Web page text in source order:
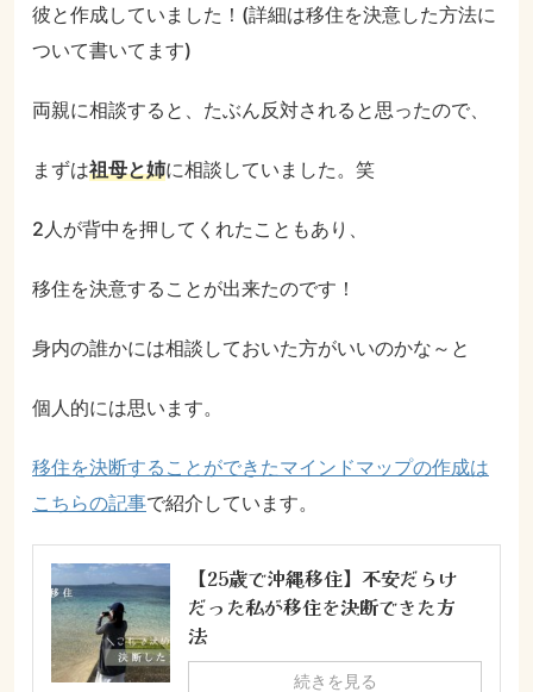
彼と作成していました！(詳細は移住を決意した方法に
ついて書いてます)
両親に相談すると、たぶん反対されると思ったので、
まずは祖母と姉に相談していました。笑
2人が背中を押してくれたこともあり、
移住を決意することが出来たのです！
身内の誰かには相談しておいた方がいいのかな～と
個人的には思います。
移住を決断することができたマインドマップの作成は
こちらの記事で紹介しています。
【25歳で沖縄移住】不安だらけ
だった私が移住を決断できた方
法
続きを見る